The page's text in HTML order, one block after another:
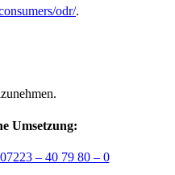
odr/.
Umsetzung:
– 40 79 80 – 0